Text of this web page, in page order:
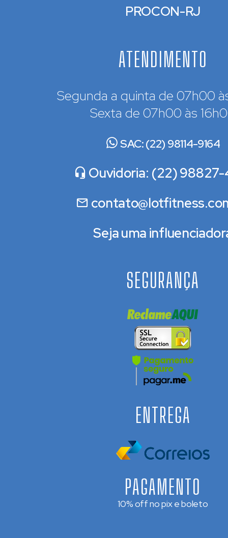
PROCON-RJ
ATENDIMENTO
Segunda a quinta de 07h00
Sexta de 07h00 às
SAC: (22) 98114-9164
Ouvidoria: (22) 98827-
Seja uma
PAGAMENTO
10% off no pix e boleto
ENTREGA
SEGURANÇA